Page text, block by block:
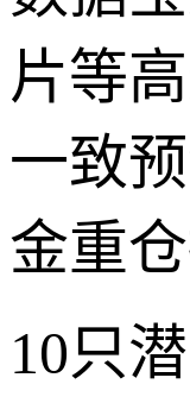
片等
一致
金重
10只